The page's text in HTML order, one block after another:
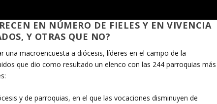
EN NÚMERO DE FIELES Y EN VIVENCIA
Y OTRAS QUE NO?
una macroencuesta a diócesis, líderes en el campo de la
que dio como resultado un elenco con las 244 parroquias más
y de parroquias, en el que las vocaciones disminuyen de